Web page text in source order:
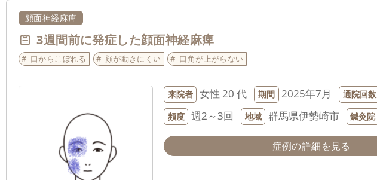
顔面神経麻痺
3週間前に発症した顔面神経麻痺
口からこぼれる 顔が動きにくい 口角が上がらない
来院者 女性 20 代 期間 2025年7月 通院回数
頻度 週2～3回 地域 群馬県伊勢崎市 鍼灸院
症例の詳細を見る